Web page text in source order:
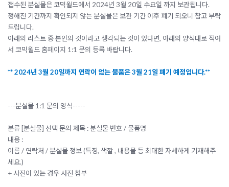
접수된 분실물은 코믹월드에서 2024년 3월 20일 수요일 까지 보관됩니다.
정해진 기간까지 확인되지 않는 분실물은 보관 기간 이후 폐기 되오니 참고 부탁
드립니다.
아래의 리스트 중 본인의 것이라고 생각되는 것이 있다면, 아래의 양식대로 적어
서 코믹월드 홈페이지 1:1 문의 등록 바랍니다.
** 2024년 3월 20일까지 연락이 없는 물품은 3월 21일 폐기 예정입니다.**
---분실물 1:1 문의 양식-----
분류 [분실물] 선택 문의 제목 : 분실물 번호 / 물품명
내용 :
이름 / 연락처 / 분실물 정보 (특징, 색깔 , 내용물 등 최대한 자세하게 기재해주
세요.)
+ 사진이 있는 경우 사진 첨부